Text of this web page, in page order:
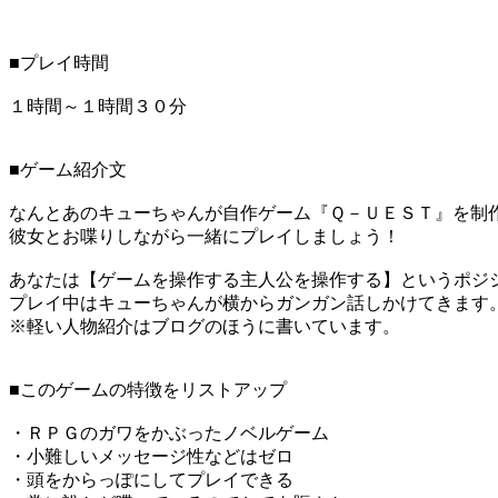
■プレイ時間
１時間～１時間３０分
■ゲーム紹介文
なんとあのキューちゃんが自作ゲーム『Ｑ－ＵＥＳＴ』を制
彼女とお喋りしながら一緒にプレイしましょう！
あなたは【ゲームを操作する主人公を操作する】というポジ
プレイ中はキューちゃんが横からガンガン話しかけてきます。
※軽い人物紹介はブログのほうに書いています。
■このゲームの特徴をリストアップ
・ＲＰＧのガワをかぶったノベルゲーム
・小難しいメッセージ性などはゼロ
・頭をからっぽにしてプレイできる